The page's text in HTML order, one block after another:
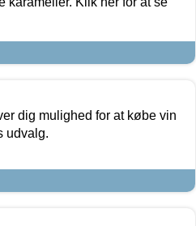
dig mulighed for at købe vin
udvalg.